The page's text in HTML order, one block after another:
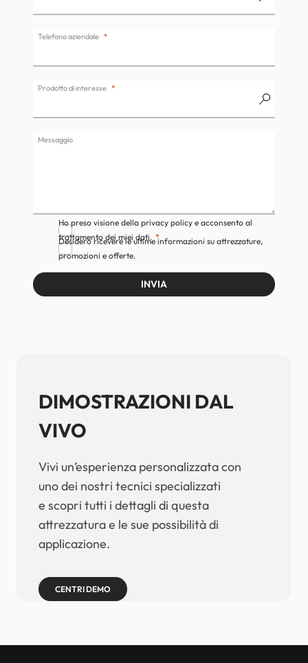
Telefono aziendale
Prodotto di interesse
Messaggio
Ho preso visione della privacy policy e acconsento al
trattamento dei miei dati.
Desidero ricevere le ultime informazioni su attrezzature,
promozioni e offerte.
INVIA
DIMOSTRAZIONI DAL
VIVO
Vivi un’esperienza personalizzata con
uno dei nostri tecnici specializzati
e scopri tutti i dettagli di questa
attrezzatura e le sue possibilità di
applicazione.
CENTRI DEMO